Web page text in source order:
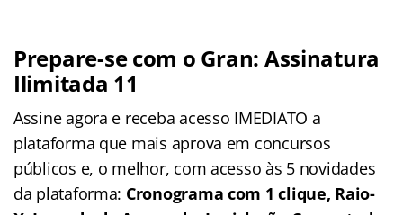
Prepare-se com o Gran: Assinatura
Ilimitada 11
Assine agora e receba acesso IMEDIATO a
plataforma que mais aprova em concursos
públicos e, o melhor, com acesso às 5 novidades
da plataforma: Cronograma com 1 clique, Raio-